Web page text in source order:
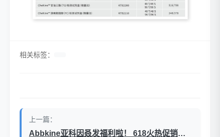
相关标签：
上一篇：
Abbkine亚科因叒发福利啦！ 618火热促销中!心动不如行动!